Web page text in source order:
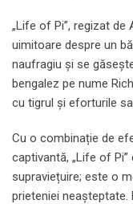
„Life of Pi”, regizat de
uimitoare despre un
naufragiu și se
bengalez pe nume
cu tigrul și eforturile
Cu o combinație de
captivantă, „Life of
supraviețuire; este o
prieteniei